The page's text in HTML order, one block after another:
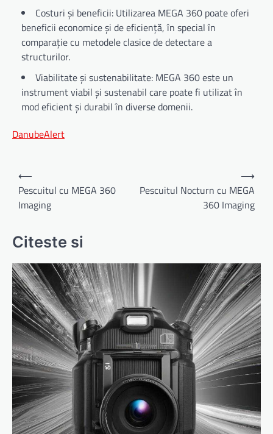
Costuri și beneficii: Utilizarea MEGA 360 poate oferi
beneficii economice și de eficiență, în special în
comparație cu metodele clasice de detectare a
structurilor.
Viabilitate și sustenabilitate: MEGA 360 este un
instrument viabil și sustenabil care poate fi utilizat în
mod eficient și durabil în diverse domenii.
DanubeAlert
Navigare
în
articole
⟵
Pescuitul cu MEGA 360
Imaging
Pescuitul Nocturn cu MEGA
360 Imaging
⟶
Citeste si